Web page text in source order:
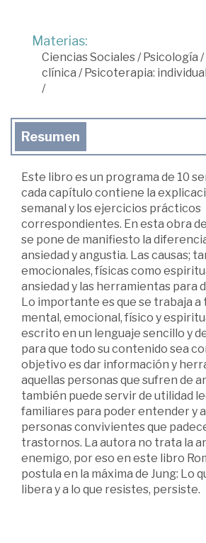
Materias:
Ciencias Sociales/ Psicología /
clínica / Psicoterapia:
/
Resumen
Este libro es un programa de 10
cada capítulo contiene la
semanal y los ejercicios prácticos
correspondientes. En esta obra
se pone de manifiesto la
ansiedad y angustia. Las causas;
emocionales, físicas como
ansiedad y las herramientas para
Lo importante es que se trabaja a
mental, emocional, físico y
escrito en un lenguaje sencillo y
para que todo su contenido sea
objetivo es dar información y
aquellas personas que sufren de
también puede servir de utilidad
familiares para poder entender y
personas convivientes que
trastornos. La autora no trata la
enemigo, por eso en este libro
postula en la máxima de Jung: Lo
libera y a lo que resistes, persiste.